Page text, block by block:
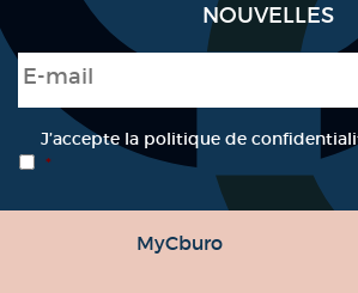
NOUVELLES
E-mail
RGPD *
J’accepte la politique de
*
MyCburo